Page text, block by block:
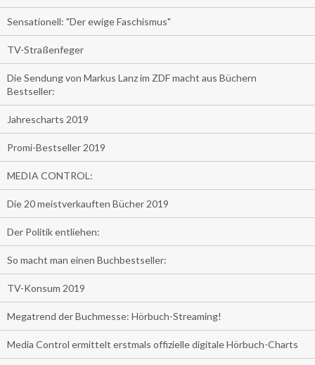
Sensationell: "Der ewige Faschismus"
TV-Straßenfeger
Die Sendung von Markus Lanz im ZDF macht aus Büchern
Bestseller:
Jahrescharts 2019
Promi-Bestseller 2019
MEDIA CONTROL:
Die 20 meistverkauften Bücher 2019
Der Politik entliehen:
So macht man einen Buchbestseller:
TV-Konsum 2019
Megatrend der Buchmesse: Hörbuch-Streaming!
Media Control ermittelt erstmals offizielle digitale Hörbuch-Charts